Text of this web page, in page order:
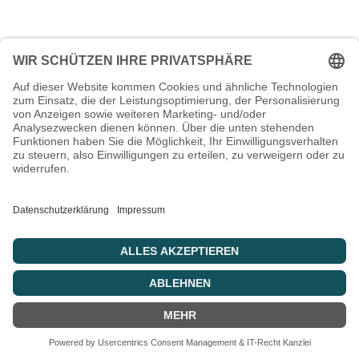
Kontakt
Datenschutz
Impressum
YouTubefacebook